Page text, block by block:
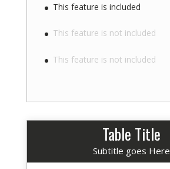
This feature is included
This feature is not included
This feature is not included
Table Title
Subtitle goes Here